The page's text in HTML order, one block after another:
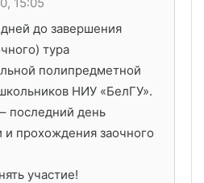
до завершения
тура
полипредметной
НИУ «БелГУ».
– последний день
и прохождения заочного
участие!